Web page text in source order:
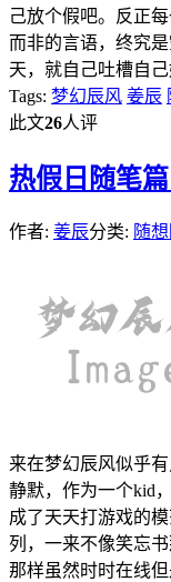
己放个假吧。反正
而非的言语，终究
天，就自己吐槽自己
Tags: 梦幻辰风 姜辰
此文26人评
热假日随笔篇
作者: 姜辰分类: 随
来在梦幻辰风似乎
静默，作为一个kid
成了天天打游戏的
列，一来不像笑忘
那样虽然时时在线